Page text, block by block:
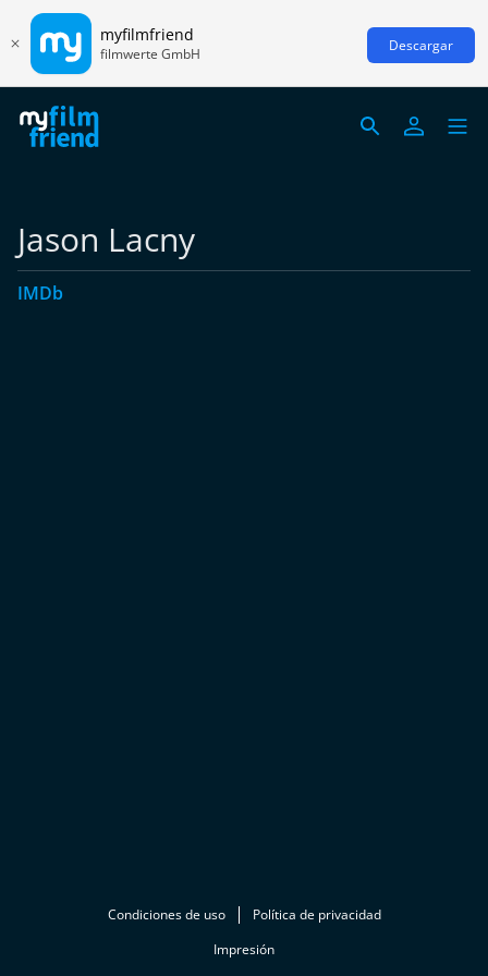
myfilmfriend
filmwerte GmbH Descargar
Jason Lacny
IMDb
Condiciones de uso
Política de privacidad
Impresión